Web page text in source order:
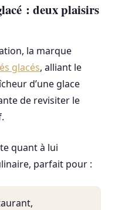
: deux plaisirs
la marque
glacés, alliant le
d’une glace
de revisiter le
quant à lui
parfait pour :